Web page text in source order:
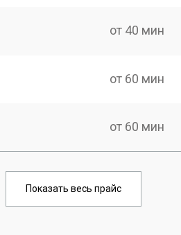
от 40 мин
от 60 мин
от 60 мин
от 60 мин
Показать весь прайс